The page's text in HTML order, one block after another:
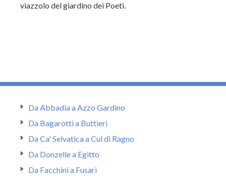
viazzolo del giardino dei Poeti.
Da Abbadia a Azzo Gardino
Da Bagarotti a Buttieri
Da Ca' Selvatica a Cul di Ragno
Da Donzelle a Egitto
Da Facchini a Fusari